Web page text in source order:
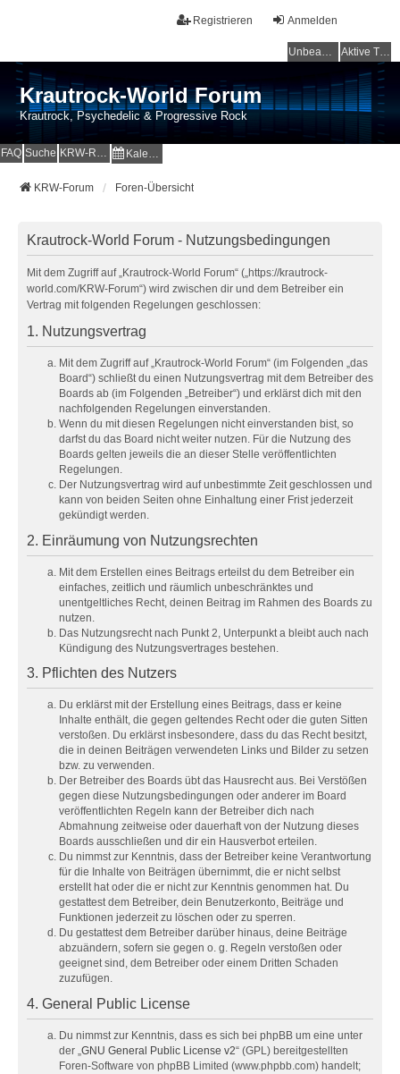
Anmelden
Registrieren
Unbeantwortete Themen Aktive Themen
Krautrock-World Forum
Krautrock, Psychedelic & Progressive Rock
FAQ Suche KRW-Radio Kalender
KRW-Forum Foren-Übersicht
Krautrock-World Forum - Nutzungsbedingungen
Mit dem Zugriff auf „Krautrock-World Forum“ („https://krautrock-
world.com/KRW-Forum“) wird zwischen dir und dem Betreiber ein
Vertrag mit folgenden Regelungen geschlossen:
1. Nutzungsvertrag
Mit dem Zugriff auf „Krautrock-World Forum“ (im Folgenden „das
Board“) schließt du einen Nutzungsvertrag mit dem Betreiber des
Boards ab (im Folgenden „Betreiber“) und erklärst dich mit den
nachfolgenden Regelungen einverstanden.
Wenn du mit diesen Regelungen nicht einverstanden bist, so
darfst du das Board nicht weiter nutzen. Für die Nutzung des
Boards gelten jeweils die an dieser Stelle veröffentlichten
Regelungen.
Der Nutzungsvertrag wird auf unbestimmte Zeit geschlossen und
kann von beiden Seiten ohne Einhaltung einer Frist jederzeit
gekündigt werden.
2. Einräumung von Nutzungsrechten
Mit dem Erstellen eines Beitrags erteilst du dem Betreiber ein
einfaches, zeitlich und räumlich unbeschränktes und
unentgeltliches Recht, deinen Beitrag im Rahmen des Boards zu
nutzen.
Das Nutzungsrecht nach Punkt 2, Unterpunkt a bleibt auch nach
Kündigung des Nutzungsvertrages bestehen.
3. Pflichten des Nutzers
Du erklärst mit der Erstellung eines Beitrags, dass er keine
Inhalte enthält, die gegen geltendes Recht oder die guten Sitten
verstoßen. Du erklärst insbesondere, dass du das Recht besitzt,
die in deinen Beiträgen verwendeten Links und Bilder zu setzen
bzw. zu verwenden.
Der Betreiber des Boards übt das Hausrecht aus. Bei Verstößen
gegen diese Nutzungsbedingungen oder anderer im Board
veröffentlichten Regeln kann der Betreiber dich nach
Abmahnung zeitweise oder dauerhaft von der Nutzung dieses
Boards ausschließen und dir ein Hausverbot erteilen.
Du nimmst zur Kenntnis, dass der Betreiber keine Verantwortung
für die Inhalte von Beiträgen übernimmt, die er nicht selbst
erstellt hat oder die er nicht zur Kenntnis genommen hat. Du
gestattest dem Betreiber, dein Benutzerkonto, Beiträge und
Funktionen jederzeit zu löschen oder zu sperren.
Du gestattest dem Betreiber darüber hinaus, deine Beiträge
abzuändern, sofern sie gegen o. g. Regeln verstoßen oder
geeignet sind, dem Betreiber oder einem Dritten Schaden
zuzufügen.
4. General Public License
Du nimmst zur Kenntnis, dass es sich bei phpBB um eine unter
der „GNU General Public License v2“ (GPL) bereitgestellten
Foren-Software von phpBB Limited (www.phpbb.com) handelt;